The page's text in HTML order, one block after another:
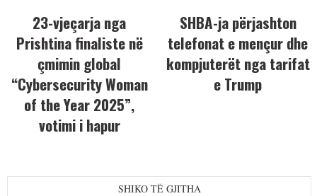
23-vjeçarja nga
Prishtina finaliste në
çmimin global
“Cybersecurity Woman
of the Year 2025”,
votimi i hapur
SHBA-ja përjashton
telefonat e mençur dhe
kompjuterët nga tarifat
e Trump
SHIKO TË GJITHA